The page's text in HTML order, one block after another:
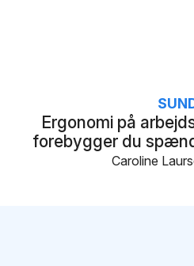
Ergonomi på
forebygger du
Caroline